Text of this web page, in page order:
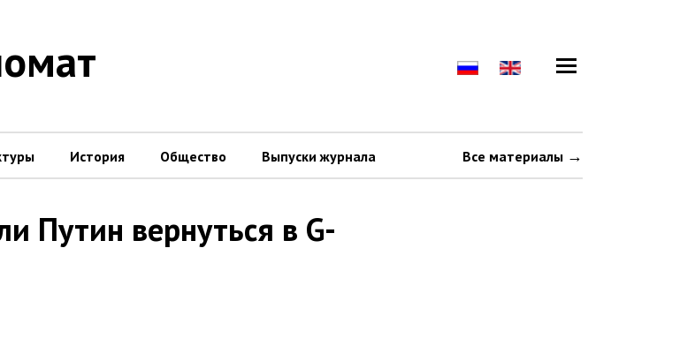
История Общество Выпуски журнала Все материалы
Путин вернуться в G-